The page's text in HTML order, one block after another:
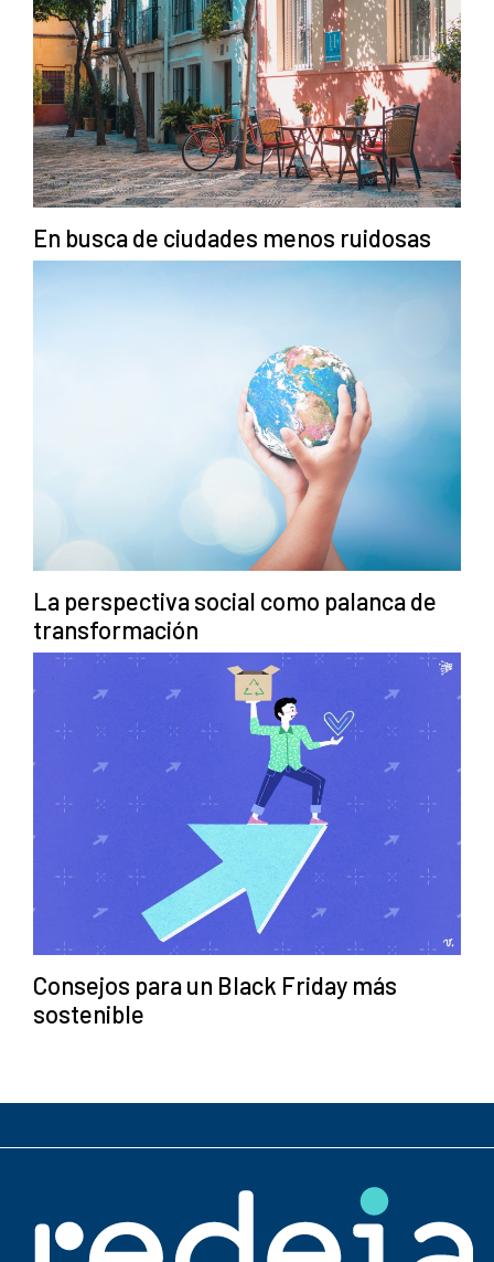
En busca de ciudades menos ruidosas
La perspectiva social como palanca de
transformación
Consejos para un Black Friday más
sostenible